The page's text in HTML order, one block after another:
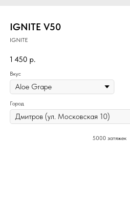
IGNITE V50
IGNITE
1 450 р.
Вкус
Город
5000 затяжек